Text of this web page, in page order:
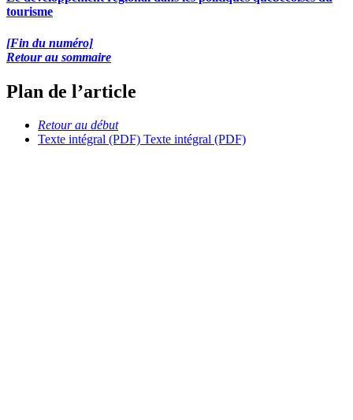
tourisme
[Fin du numéro]
Retour au sommaire
Plan de l’article
Retour au début
Texte intégral (PDF) Texte intégral (PDF)